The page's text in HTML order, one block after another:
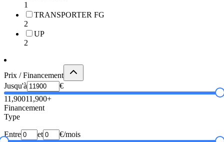
1
TRANSPORTER FG
2
UP
2
Prix / Financement
Jusqu'à
€
11,90011,900+
Financement
Type
Entre et
€/mois